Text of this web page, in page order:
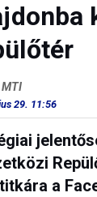
29. 11:56
a